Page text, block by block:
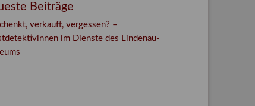
Beiträge
verkauft, vergessen? –
im Dienste des Lindenau-